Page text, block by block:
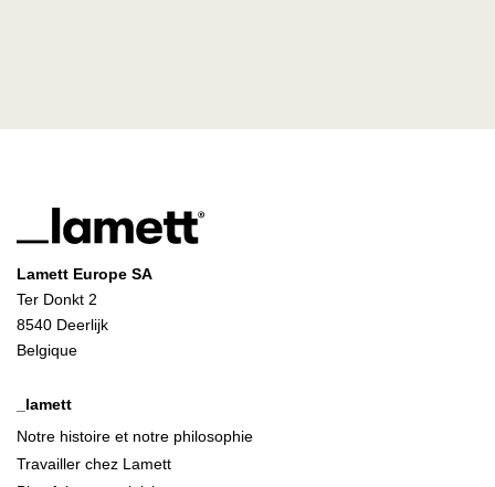
Lamett Europe SA
Ter Donkt 2
8540 Deerlijk
Belgique
_lamett
Notre histoire et notre philosophie
Travailler chez Lamett